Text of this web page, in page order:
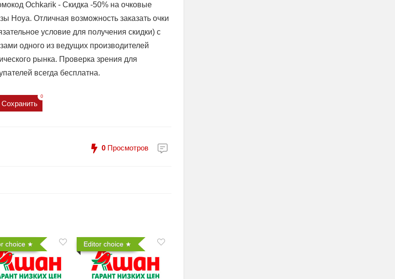
Ochkarik - Скидка -50% на очковые
Hoya. Отличная возможность заказать очки
условие для получения скидки) с
одного из ведущих производителей
рынка. Проверка зрения для
всегда бесплатна.
Сохранить
0
0 Просмотров
choice Editor choice